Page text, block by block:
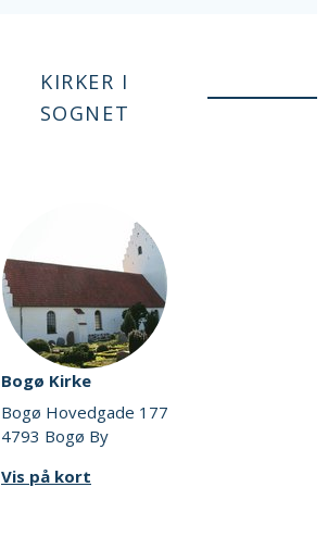
KIRKER I
SOGNET
Bogø Kirke
Bogø Hovedgade 177
4793 Bogø By
Vis på kort